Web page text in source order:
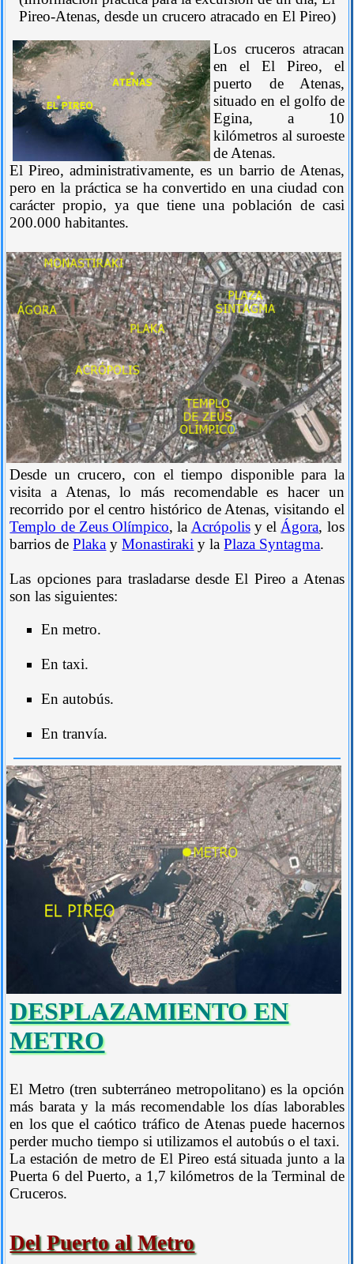
Pireo-Atenas, desde un crucero atracado en El Pireo)
Los cruceros atracan
en el El Pireo, el
puerto de Atenas,
situado en el golfo de
Egina, a 10
kilómetros al suroeste
de Atenas.
El Pireo, administrativamente, es un barrio de Atenas,
pero en la práctica se ha convertido en una ciudad con
carácter propio, ya que tiene una población de casi
200.000 habitantes.
Desde un crucero, con el tiempo disponible para la
visita a Atenas, lo más recomendable es hacer un
recorrido por el centro histórico de Atenas, visitando el
Templo de Zeus Olímpico, la Acrópolisy elÁgora, los
barrios dePlaka yMonastiraki y laPlaza Syntagma.
Las opciones para trasladarse desde El Pireo a Atenas
son las siguientes:
En metro.
En taxi.
En autobús.
En tranvía.
DESPLAZAMIENTO EN
METRO
El Metro (tren subterráneo metropolitano) es la opción
más barata y la más recomendable los días laborables
en los que el caótico tráfico de Atenas puede hacernos
perder mucho tiempo si utilizamos el autobús o el taxi.
La estación de metro de El Pireo está situada junto a la
Puerta 6 del Puerto, a 1,7 kilómetros de la Terminal de
Cruceros.
Del Puerto al Metro